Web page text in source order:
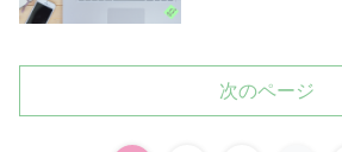
次のページ